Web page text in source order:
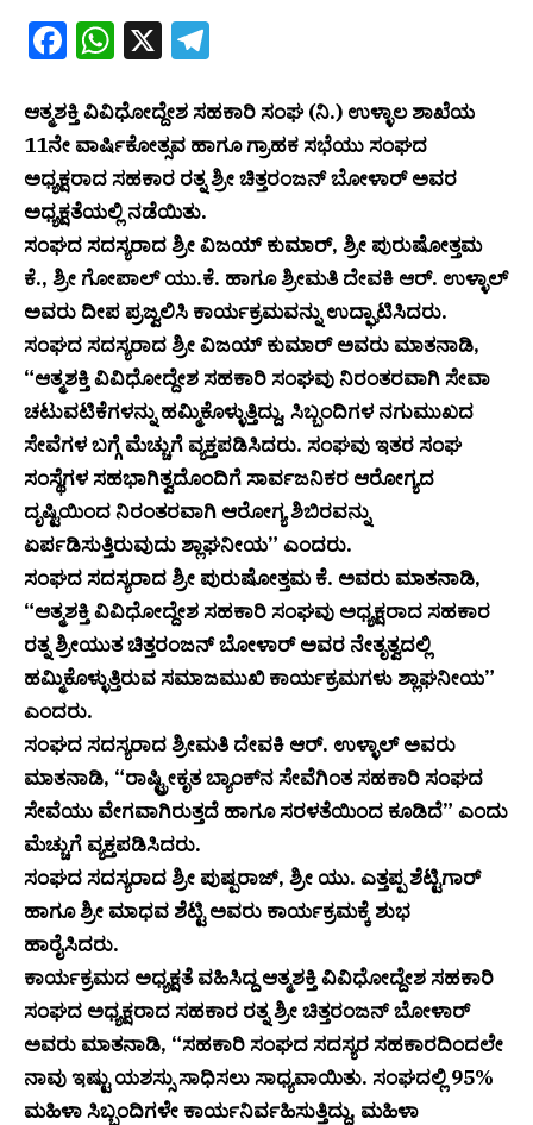
Facebook
WhatsApp
X
ಆತ್ಮಶಕ್ತಿ ವಿವಿಧೋದ್ದೇಶ ಸಹಕಾರಿ ಸಂಘ (ನಿ.) ಉಳ್ಳಾಲ ಶಾಖೆಯ
11ನೇ ವಾರ್ಷಿಕೋತ್ಸವ ಹಾಗೂ ಗ್ರಾಹಕ ಸಭೆಯು ಸಂಘದ
ಅಧ್ಯಕ್ಷರಾದ ಸಹಕಾರ ರತ್ನ ಶ್ರೀ ಚಿತ್ತರಂಜನ್ ಬೋಳಾರ್ ಅವರ
ಅಧ್ಯಕ್ಷತೆಯಲ್ಲಿ ನಡೆಯಿತು.
ಸಂಘದ ಸದಸ್ಯರಾದ ಶ್ರೀ ವಿಜಯ್ ಕುಮಾರ್, ಶ್ರೀ ಪುರುಷೋತ್ತಮ
ಕೆ., ಶ್ರೀ ಗೋಪಾಲ್ ಯು.ಕೆ. ಹಾಗೂ ಶ್ರೀಮತಿ ದೇವಕಿ ಆರ್. ಉಳ್ಳಾಲ್
ಅವರು ದೀಪ ಪ್ರಜ್ವಲಿಸಿ ಕಾರ್ಯಕ್ರಮವನ್ನು ಉದ್ಘಾಟಿಸಿದರು.
ಸಂಘದ ಸದಸ್ಯರಾದ ಶ್ರೀ ವಿಜಯ್ ಕುಮಾರ್ ಅವರು ಮಾತನಾಡಿ,
“ಆತ್ಮಶಕ್ತಿ ವಿವಿಧೋದ್ದೇಶ ಸಹಕಾರಿ ಸಂಘವು ನಿರಂತರವಾಗಿ ಸೇವಾ
ಚಟುವಟಿಕೆಗಳನ್ನು ಹಮ್ಮಿಕೊಳ್ಳುತ್ತಿದ್ದು, ಸಿಬ್ಬಂದಿಗಳ ನಗುಮುಖದ
ಸೇವೆಗಳ ಬಗ್ಗೆ ಮೆಚ್ಚುಗೆ ವ್ಯಕ್ತಪಡಿಸಿದರು. ಸಂಘವು ಇತರ ಸಂಘ
ಸಂಸ್ಥೆಗಳ ಸಹಭಾಗಿತ್ವದೊಂದಿಗೆ ಸಾರ್ವಜನಿಕರ ಆರೋಗ್ಯದ
ದೃಷ್ಟಿಯಿಂದ ನಿರಂತರವಾಗಿ ಆರೋಗ್ಯ ಶಿಬಿರವನ್ನು
ಏರ್ಪಡಿಸುತ್ತಿರುವುದು ಶ್ಲಾಘನೀಯ” ಎಂದರು.
ಸಂಘದ ಸದಸ್ಯರಾದ ಶ್ರೀ ಪುರುಷೋತ್ತಮ ಕೆ. ಅವರು ಮಾತನಾಡಿ,
“ಆತ್ಮಶಕ್ತಿ ವಿವಿಧೋದ್ದೇಶ ಸಹಕಾರಿ ಸಂಘವು ಅಧ್ಯಕ್ಷರಾದ ಸಹಕಾರ
ರತ್ನ ಶ್ರೀಯುತ ಚಿತ್ತರಂಜನ್ ಬೋಳಾರ್ ಅವರ ನೇತೃತ್ವದಲ್ಲಿ
ಹಮ್ಮಿಕೊಳ್ಳುತ್ತಿರುವ ಸಮಾಜಮುಖಿ ಕಾರ್ಯಕ್ರಮಗಳು ಶ್ಲಾಘನೀಯ”
ಎಂದರು.
ಸಂಘದ ಸದಸ್ಯರಾದ ಶ್ರೀಮತಿ ದೇವಕಿ ಆರ್. ಉಳ್ಳಾಲ್ ಅವರು
ಮಾತನಾಡಿ, “ರಾಷ್ಟ್ರೀಕೃತ ಬ್ಯಾಂಕ್‌ನ ಸೇವೆಗಿಂತ ಸಹಕಾರಿ ಸಂಘದ
ಸೇವೆಯು ವೇಗವಾಗಿರುತ್ತದೆ ಹಾಗೂ ಸರಳತೆಯಿಂದ ಕೂಡಿದೆ” ಎಂದು
ಮೆಚ್ಚುಗೆ ವ್ಯಕ್ತಪಡಿಸಿದರು.
ಸಂಘದ ಸದಸ್ಯರಾದ ಶ್ರೀ ಪುಷ್ಪರಾಜ್, ಶ್ರೀ ಯು. ಎತ್ತಪ್ಪ ಶೆಟ್ಟಿಗಾರ್
ಹಾಗೂ ಶ್ರೀ ಮಾಧವ ಶೆಟ್ಟಿ ಅವರು ಕಾರ್ಯಕ್ರಮಕ್ಕೆ ಶುಭ
ಹಾರೈಸಿದರು.
ಕಾರ್ಯಕ್ರಮದ ಅಧ್ಯಕ್ಷತೆ ವಹಿಸಿದ್ದ ಆತ್ಮಶಕ್ತಿ ವಿವಿಧೋದ್ದೇಶ ಸಹಕಾರಿ
ಸಂಘದ ಅಧ್ಯಕ್ಷರಾದ ಸಹಕಾರ ರತ್ನ ಶ್ರೀ ಚಿತ್ತರಂಜನ್ ಬೋಳಾರ್
ಅವರು ಮಾತನಾಡಿ, “ಸಹಕಾರಿ ಸಂಘದ ಸದಸ್ಯರ ಸಹಕಾರದಿಂದಲೇ
ನಾವು ಇಷ್ಟು ಯಶಸ್ಸು ಸಾಧಿಸಲು ಸಾಧ್ಯವಾಯಿತು. ಸಂಘದಲ್ಲಿ 95%
ಮಹಿಳಾ ಸಿಬ್ಬಂದಿಗಳೇ ಕಾರ್ಯನಿರ್ವಹಿಸುತ್ತಿದ್ದು, ಮಹಿಳಾ